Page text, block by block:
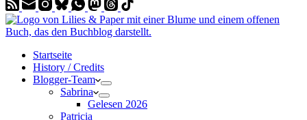
Startseite
History / Credits
Blogger-Team
Sabrina
Gelesen 2026
Patricia